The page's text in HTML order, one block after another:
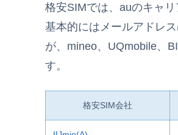
格安SIMでは、auのキャ
基本的にはメールアドレ
が、mineo、UQmobile、
す。
格安SIM会社